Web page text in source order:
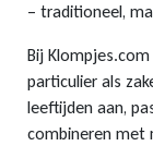
– traditioneel,
Bij
particulier als
leeftijden aan,
combineren met